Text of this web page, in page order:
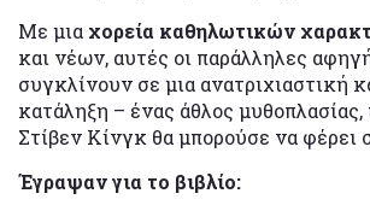
Με μια χορεία καθηλωτικών
και νέων, αυτές οι παράλληλες
συγκλίνουν σε μια ανατριχιαστική
κατάληξη – ένας άθλος
Στίβεν Κίνγκ θα μπορούσε να φέρει
Έγραψαν για το βιβλίο: